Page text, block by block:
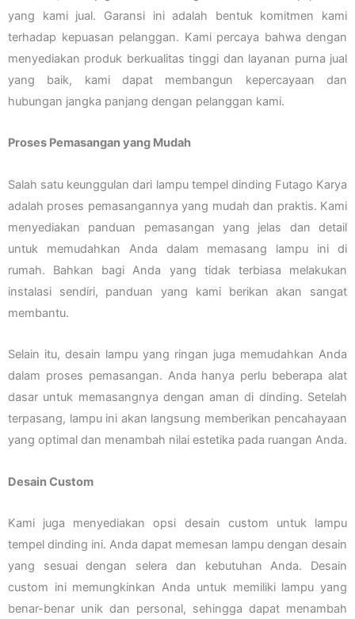
yang kami jual. Garansi ini adalah bentuk komitmen kami
terhadap kepuasan pelanggan. Kami percaya bahwa dengan
menyediakan produk berkualitas tinggi dan layanan purna jual
yang baik, kami dapat membangun kepercayaan dan
hubungan jangka panjang dengan pelanggan kami.
Proses Pemasangan yang Mudah
Salah satu keunggulan dari lampu tempel dinding Futago Karya
adalah proses pemasangannya yang mudah dan praktis. Kami
menyediakan panduan pemasangan yang jelas dan detail
untuk memudahkan Anda dalam memasang lampu ini di
rumah. Bahkan bagi Anda yang tidak terbiasa melakukan
instalasi sendiri, panduan yang kami berikan akan sangat
membantu.
Selain itu, desain lampu yang ringan juga memudahkan Anda
dalam proses pemasangan. Anda hanya perlu beberapa alat
dasar untuk memasangnya dengan aman di dinding. Setelah
terpasang, lampu ini akan langsung memberikan pencahayaan
yang optimal dan menambah nilai estetika pada ruangan Anda.
Desain Custom
Kami juga menyediakan opsi desain custom untuk lampu
tempel dinding ini. Anda dapat memesan lampu dengan desain
yang sesuai dengan selera dan kebutuhan Anda. Desain
custom ini memungkinkan Anda untuk memiliki lampu yang
benar-benar unik dan personal, sehingga dapat menambah